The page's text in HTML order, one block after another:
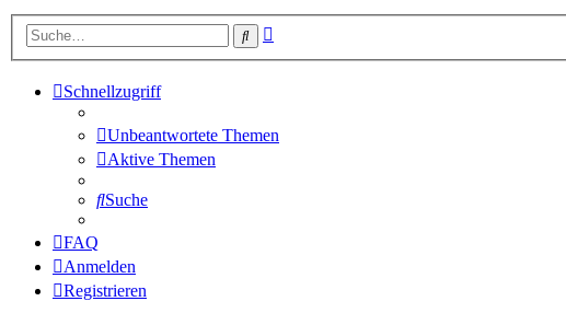
Suche
Schnellzugriff
Unbeantwortete Themen
Aktive Themen
Suche
FAQ
Anmelden
Registrieren